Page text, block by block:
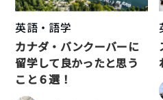
英語・語学
カナダ・バンクーバーに
留学して良かったと思う
こと６選！